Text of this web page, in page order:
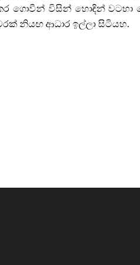
විසින් හොඳින් වටහා
නියඟ ආධාර ඉල්ලා සිටියහ.